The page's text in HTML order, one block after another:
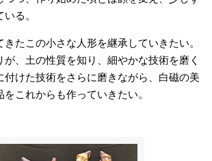
る。
たこの小さな人形を継承していきたい。
、土の性質を知り、細やかな技術を磨く
付けた技術をさらに磨きながら、白磁の美
これからも作っていきたい。